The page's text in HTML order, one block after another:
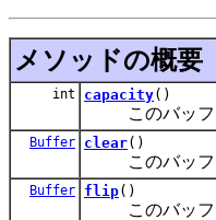
メソッドの概要
int capacity()
このバッファ
Buffer clear()
このバッファ
Buffer flip()
このバッファ